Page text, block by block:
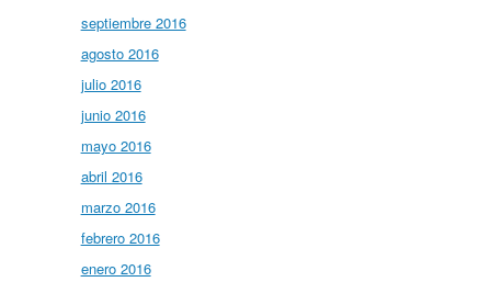
septiembre 2016
agosto 2016
julio 2016
junio 2016
mayo 2016
abril 2016
marzo 2016
febrero 2016
enero 2016